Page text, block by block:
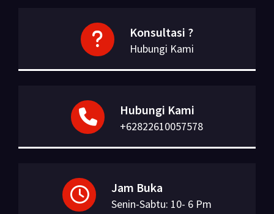
Konsultasi ?
Hubungi Kami
Hubungi Kami
+62822610057578
Jam Buka
Senin-Sabtu: 10- 6 Pm